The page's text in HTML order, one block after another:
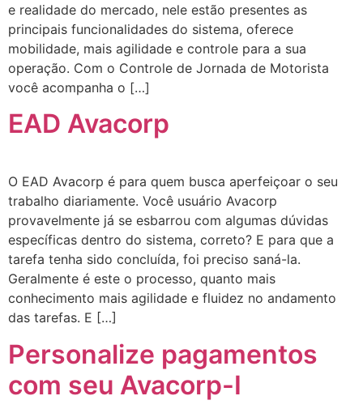
e realidade do mercado, nele estão presentes as
principais funcionalidades do sistema, oferece
mobilidade, mais agilidade e controle para a sua
operação. Com o Controle de Jornada de Motorista
você acompanha o […]
EAD Avacorp
O EAD Avacorp é para quem busca aperfeiçoar o seu
trabalho diariamente. Você usuário Avacorp
provavelmente já se esbarrou com algumas dúvidas
específicas dentro do sistema, correto? E para que a
tarefa tenha sido concluída, foi preciso saná-la.
Geralmente é este o processo, quanto mais
conhecimento mais agilidade e fluidez no andamento
das tarefas. E […]
Personalize pagamentos
com seu Avacorp-I